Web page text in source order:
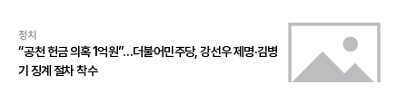
정치
“공천 헌금 의혹 1억원”…더불어민주당, 강선우 제명·김병
기 징계 절차 착수